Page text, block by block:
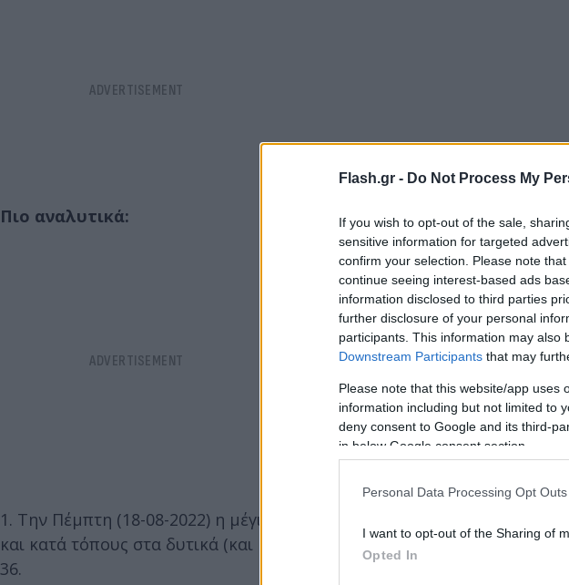
Flash.gr - Do Not Process My
If you wish to opt-out of the sale,
sensitive information for targeted
confirm your selection. Please note
continue seeing interest-based ads
information disclosed to third parties
further disclosure of your personal
participants. This information may also
Downstream Participants that may
Please note that this website/app
information including but not limited to
deny consent to Google and its third-
in below Google consent section.
Personal Data Processing Opt Outs
I want to opt-out of the Sharing of
Opted In
Πιο αναλυτικά:
1. Την Πέμπτη (18-08-2022) η μέγιστη τιμή της θερμοκρασίας
και κατά τόπους στα δυτικά (και κυρίως στην Αιτωλοακαρνανία) τους
36.